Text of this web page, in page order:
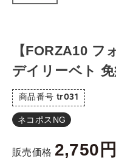
【FORZA10 フ
デイリーベト
商品番号 tr031
ネコポスNG
販売価格 2,750